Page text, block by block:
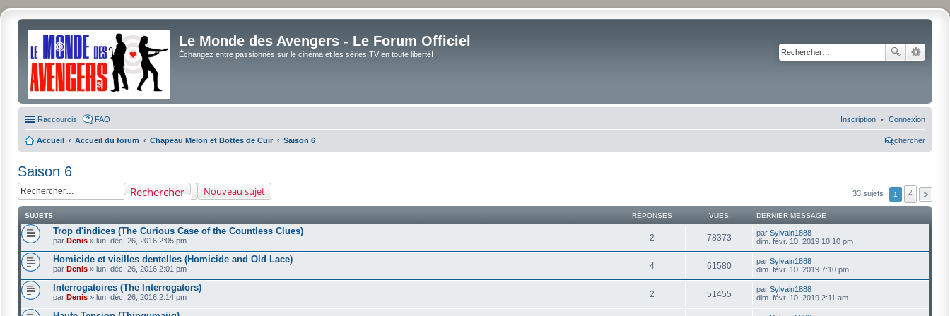
Le Monde des Avengers - Le Forum Officiel
Échangez entre passionnés sur le cinéma et les séries TV en toute liberté!
Raccourcis FAQ Connexion
Inscription
Accueil Accueil du forum Chapeau Melon et Bottes de Cuir Saison 6 Rechercher
Saison 6
Nouveau sujet
Rechercher 33 sujets 1 2
SUJETS RÉPONSES VUES DERNIER MESSAGE
Trop d'indices (The Curious Case of the Countless Clues)
par Denis » lun. déc. 26, 2016 2:05 pm 2 78373 par Sylvain1888
dim. févr. 10, 2019 10:10 pm
Homicide et vieilles dentelles (Homicide and Old Lace)
par Denis » lun. déc. 26, 2016 2:01 pm 4 61580 par Sylvain1888
dim. févr. 10, 2019 7:10 pm
Interrogatoires (The Interrogators)
par Denis » lun. déc. 26, 2016 2:14 pm 2 51455 par Sylvain1888
dim. févr. 10, 2019 2:11 am